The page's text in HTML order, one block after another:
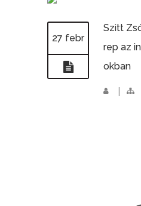
27 febr
Szitt
rep az
okban
|